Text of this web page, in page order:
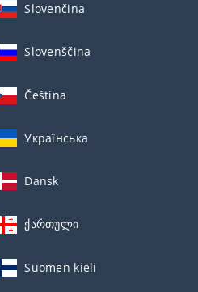
Slovenčina
Slovenščina
Čeština
Українська
Dansk
ქართული
Suomen kieli